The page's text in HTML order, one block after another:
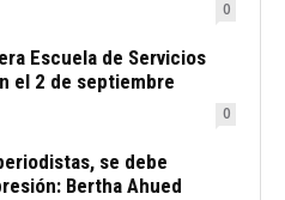
0
Escuela de Servicios
el 2 de septiembre
0
se debe
Bertha Ahued